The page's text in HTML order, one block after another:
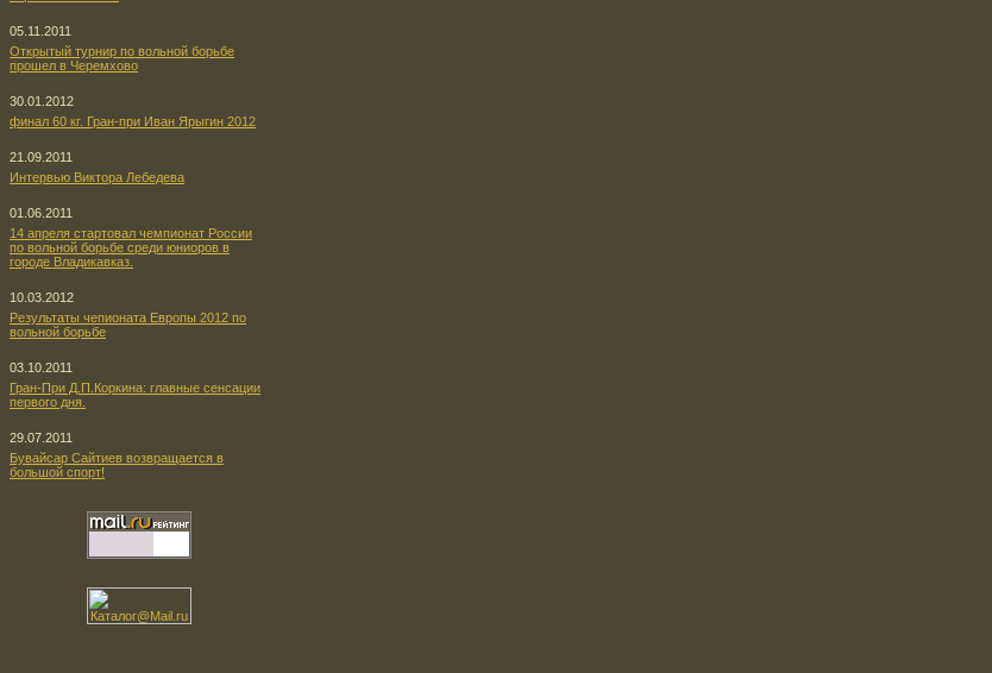
05.11.2011
Открытый турнир по вольной борьбе
прошел в Черемхово
30.01.2012
финал 60 кг. Гран-при Иван Ярыгин 2012
21.09.2011
Интервью Виктора Лебедева
01.06.2011
14 апреля стартовал чемпионат России
по вольной борьбе среди юниоров в
городе Владикавказ.
10.03.2012
Результаты чепионата Европы 2012 по
вольной борьбе
03.10.2011
Гран-При Д.П.Коркина: главные сенсации
первого дня.
29.07.2011
Бувайсар Сайтиев возвращается в
большой спорт!